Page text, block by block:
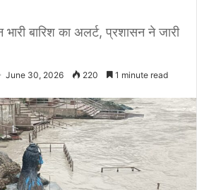
भारी बारिश का अलर्ट, प्रशासन ने जारी
June 30, 2026 220 1 minute read